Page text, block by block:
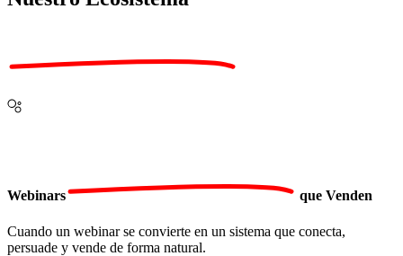
Webinars que Venden
Cuando un webinar se convierte en un sistema que conecta,
persuade y vende de forma natural.